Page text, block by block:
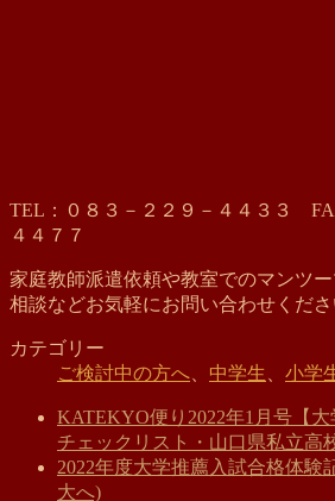
TEL：０８３－２２９－４４３３
４４７７
家庭教師派遣依頼や教室でのマンツ
相談などお気軽にお問い合わせくださ
カテゴリー
ご検討中の方へ
中学生 小学
KATEKYO便り2022年1月号【
チェックリスト・山口県私立高
2022年度大学推薦入試合格体験
大へ)